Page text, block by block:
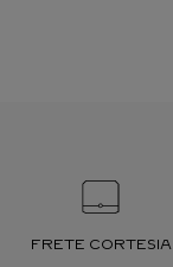
FRETE CORTESIA